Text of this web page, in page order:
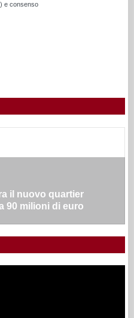
e consenso
il nuovo quartier
90 milioni di euro